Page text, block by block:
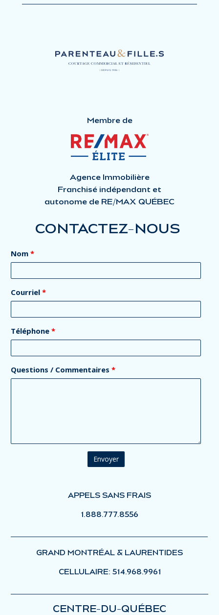
Membre de
Agence Immobilière
Franchisé indépendant et
autonome de RE/MAX QUÉBEC
CONTACTEZ-NOUS
Nom*
Courriel*
Téléphone*
Questions / Commentaires*
APPELS SANS FRAIS
1.888.777.8556
GRAND MONTRÉAL & LAURENTIDES
CELLULAIRE: 514.968.9961
CENTRE-DU-QUÉBEC